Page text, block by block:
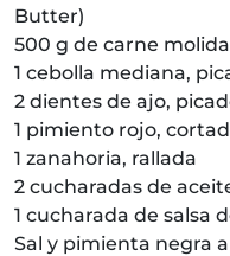
Butter)
500 g de carne
1 cebolla mediana,
2 dientes de ajo,
1 pimiento rojo,
1 zanahoria, rallada
2 cucharadas de
1 cucharada de salsa
Sal y pimienta negra